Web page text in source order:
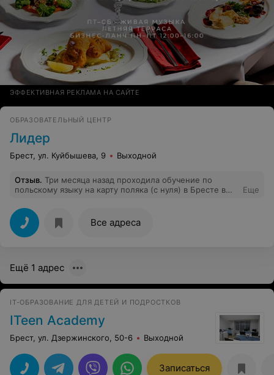
ЭФФЕКТИВНАЯ РЕКЛАМА НА САЙТЕ
ОБРАЗОВАТЕЛЬНЫЙ ЦЕНТР
Лидер
Брест, ул. Куйбышева, 9 Выходной
Отзыв. Три месяца назад проходила обучение по
польскому языку на карту поляка (с нуля) в Бресте в
Наталья Анатольевна. Хорошие курсы, отличный
преподаватель, доступный материал, не дорогой курс.
На карту поляка сдала с первого раза. Наталья
Анатольевна хорошо подготовила всю группу для
Рекомендую.
Еще
Все адреса
Ещё 1 адрес
IT-ОБРАЗОВАНИЕ ДЛЯ ДЕТЕЙ И ПОДРОСТКОВ
ITeen Academy
Брест, ул. Дзержинского, 50-6 Выходной
Записаться